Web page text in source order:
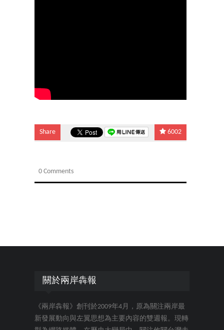
Share 6002
0 Comments
關於兩岸犇報
《兩岸犇報》創刊於2009年4月，原為關注兩岸最
新發展動向與左翼思想為主要內容的雙週報。現轉